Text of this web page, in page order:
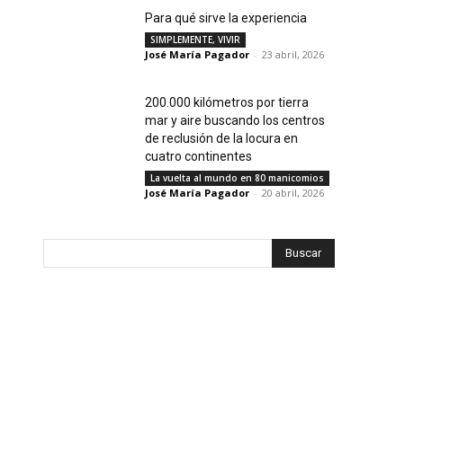
Para qué sirve la experiencia
SIMPLEMENTE, VIVIR
José María Pagador - 23 abril, 2026
200.000 kilómetros por tierra
mar y aire buscando los centros
de reclusión de la locura en
cuatro continentes
La vuelta al mundo en 80 manicomios
José María Pagador - 20 abril, 2026
Buscar